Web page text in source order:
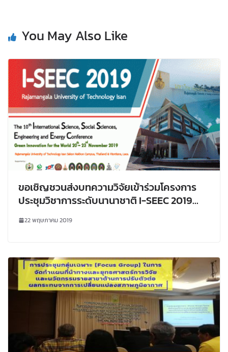
You May Also Like
ขอเชิญชวนส่งบทความวิจัยเข้าร่วมโครงการ
ประชุมวิชาการระดับนานาชาติ I-SEEC 2019
22 พฤษภาคม 2019